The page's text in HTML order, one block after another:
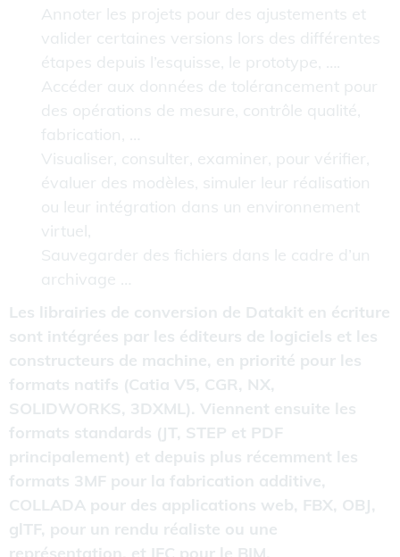
Annoter les projets pour des ajustements et
valider certaines versions lors des différentes
étapes depuis l’esquisse, le prototype, ….
Accéder aux données de tolérancement pour
des opérations de mesure, contrôle qualité,
fabrication, …
Visualiser, consulter, examiner, pour vérifier,
évaluer des modèles, simuler leur réalisation
ou leur intégration dans un environnement
virtuel,
Sauvegarder des fichiers dans le cadre d’un
archivage …
Les librairies de conversion de Datakit en écriture
sont intégrées par les éditeurs de logiciels et les
constructeurs de machine, en priorité pour les
formats natifs (Catia V5, CGR, NX,
SOLIDWORKS, 3DXML). Viennent ensuite les
formats standards (JT, STEP et PDF
principalement) et depuis plus récemment les
formats 3MF pour la fabrication additive,
COLLADA pour des applications web, FBX, OBJ,
glTF, pour un rendu réaliste ou une
représentation, et IFC pour le BIM.